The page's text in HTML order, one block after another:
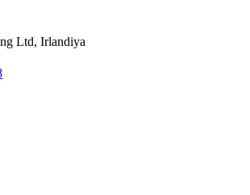
Ltd, Irlandiya